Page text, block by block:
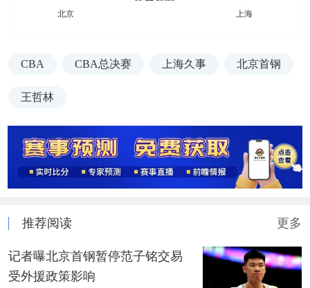
北京
上海
CBA CBA总决赛 上海久事 北京首钢
王哲林
推荐阅读 更多
记者曝北京首钢暂停范子铭交易
受外援政策影响